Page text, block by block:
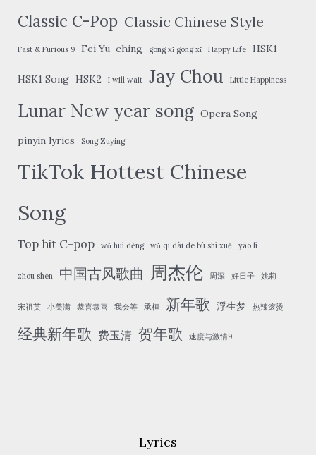
Classic C-Pop Classic Chinese Style
Fast & Furious 9 Fei Yu-ching gōng xǐ gōng xǐ Happy Life HSK1
HSK1 Song HSK2 I will wait Jay Chou Little Happiness
Lunar New year song Opera Song
pinyin lyrics Song Zuying
TikTok Hottest Chinese
Song
Top hit C-pop wǒ huì děng wǒ qī dài de bù shì xuě yáo lì
zhou shen 中国古风歌曲 周杰伦 周深 好日子 姚莉
宋祖英 小美满 恭喜恭喜 我会等 承桓 新年歌 浮生梦 热辣滚烫
经典新年歌 费玉清 贺年歌 速度与激情9
Lyrics